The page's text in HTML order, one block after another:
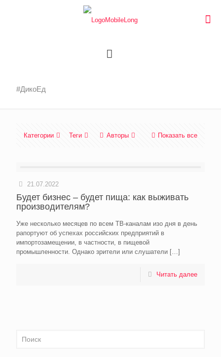
#ДикоЕд
Категории Теги Авторы Показать все
21.07.2022
Будет бизнес – будет пища: как выживать
производителям?
Уже несколько месяцев по всем ТВ-каналам изо дня в день
рапортуют об успехах российских предприятий в
импортозамещении, в частности, в пищевой
промышленности. Однако зрители или слушатели […]
Читать далее